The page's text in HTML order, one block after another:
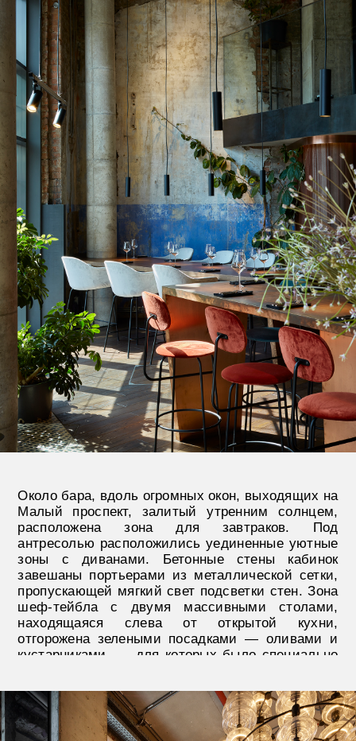
На антресоли, куда ведет винтовая
металлическая лестница со ступенями из
мрамора, расположена гостиная зона с
дровяным камином, диванной зоной и столом на
14 человек. Также здесь расположена зона
дегустации и холодильники для хранения
эксклюзивного запаса вин и вызревания мяса. В
находится кирпичная стена, отсылающая к
индустриальному происхождению здания.